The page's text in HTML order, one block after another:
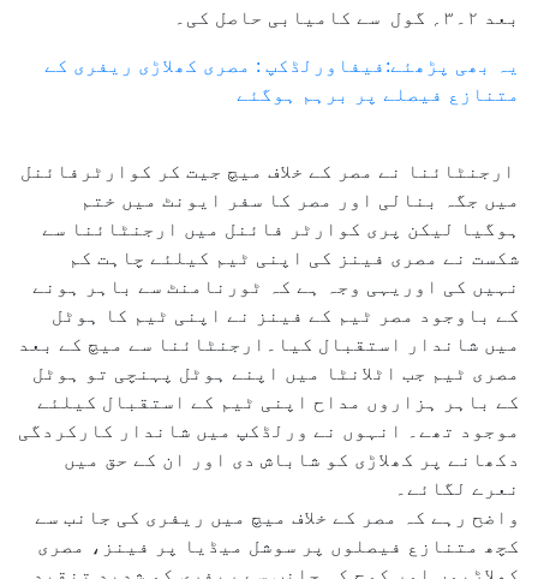
بعد ۲۔۳؍ گول سے کامیابی حاصل کی۔
یہ بھی پڑھئے:فیفاورلڈکپ : مصری کھلاڑی ریفری کے
متنازع فیصلے پر برہم ہوگئے
ارجنٹائنا نے مصر کے خلاف میچ جیت کر کوارٹرفائنل
میں جگہ بنالی اور مصر کا سفر ایونٹ میں ختم
ہوگیا لیکن پری کوارٹر فائنل میں ارجنٹائنا سے
شکست نے مصری فینز کی اپنی ٹیم کیلئے چاہت کم
نہیں کی اوریہی وجہ ہے کہ ٹورنامنٹ سے باہر ہونے
کے باوجود مصر ٹیم کے فینز نے اپنی ٹیم کا ہوٹل
میں شاندار استقبال کیا۔ارجنٹائنا سے میچ کے بعد
مصری ٹیم جب اٹلانٹا میں اپنے ہوٹل پہنچی تو ہوٹل
کے باہر ہزاروں مداح اپنی ٹیم کے استقبال کیلئے
موجود تھے۔ انہوں نے ورلڈکپ میں شاندار کارکردگی
دکھانے پر کھلاڑی کو شاباش دی اور ان کے حق میں
نعرے لگائے۔
واضح رہے کہ مصر کے خلاف میچ میں ریفری کی جانب سے
کچھ متنازع فیصلوں پر سوشل میڈیا پر فینز، مصری
کھلاڑیوں اور کوچ کی جانب سے ریفری کو شدید تنقید